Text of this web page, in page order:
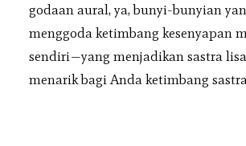
godaan aural, ya, bunyi-bunyian
menggoda ketimbang kesenyapan
sendiri—yang menjadikan sastra
menarik bagi Anda ketimbang